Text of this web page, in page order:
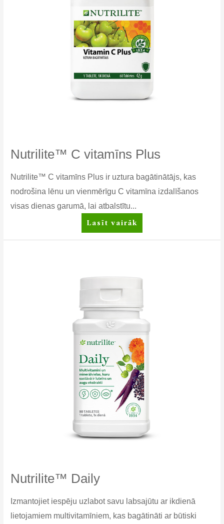
Nutrilite™ C vitamīns Plus
Nutrilite™ C vitamīns Plus ir uztura bagātinātājs, kas
nodrošina lēnu un vienmērīgu C vitamīna izdalīšanos
visas dienas garumā, lai atbalstītu...
Nutrilite™
C
Lasīt vairāk
Nutrilite™ Daily
Izmantojiet iespēju uzlabot savu labsajūtu ar ikdienā
lietojamiem multivitamīniem, kas bagātināti ar būtiski